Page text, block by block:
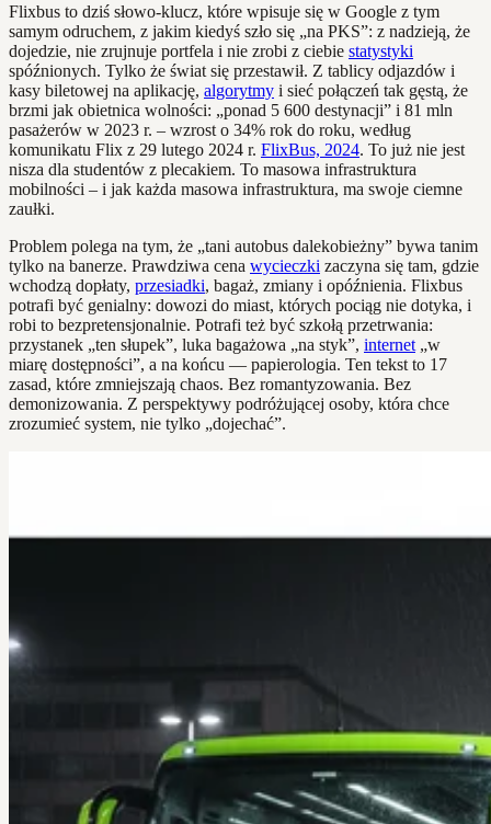
Flixbus to dziś słowo-klucz, które wpisuje się w Google z tym
samym odruchem, z jakim kiedyś szło się „na PKS”: z nadzieją, że
dojedzie, nie zrujnuje portfela i nie zrobi z ciebie statystyki
spóźnionych. Tylko że świat się przestawił. Z tablicy odjazdów i
kasy biletowej na aplikację, algorytmy i sieć połączeń tak gęstą, że
brzmi jak obietnica wolności: „ponad 5 600 destynacji” i 81 mln
pasażerów w 2023 r. – wzrost o 34% rok do roku, według
komunikatu Flix z 29 lutego 2024 r. FlixBus, 2024. To już nie jest
nisza dla studentów z plecakiem. To masowa infrastruktura
mobilności – i jak każda masowa infrastruktura, ma swoje ciemne
zaułki.
Problem polega na tym, że „tani autobus dalekobieżny” bywa tanim
tylko na banerze. Prawdziwa cena wycieczki zaczyna się tam, gdzie
wchodzą dopłaty, przesiadki, bagaż, zmiany i opóźnienia. Flixbus
potrafi być genialny: dowozi do miast, których pociąg nie dotyka, i
robi to bezpretensjonalnie. Potrafi też być szkołą przetrwania:
przystanek „ten słupek”, luka bagażowa „na styk”, internet „w
miarę dostępności”, a na końcu — papierologia. Ten tekst to 17
zasad, które zmniejszają chaos. Bez romantyzowania. Bez
demonizowania. Z perspektywy podróżującej osoby, która chce
zrozumieć system, nie tylko „dojechać”.